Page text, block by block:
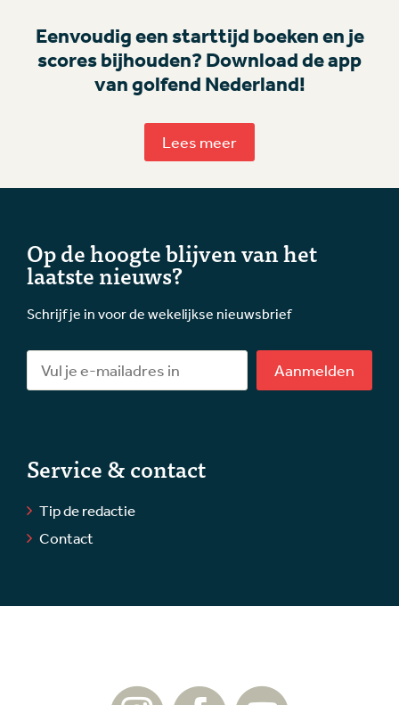
Eenvoudig een starttijd boeken en je
scores bijhouden? Download de app
van golfend Nederland!
Lees meer
Op de hoogte blijven van het
laatste nieuws?
Schrijf je in voor de wekelijkse nieuwsbrief
Aanmelden
Service & contact
Tip de redactie
Contact